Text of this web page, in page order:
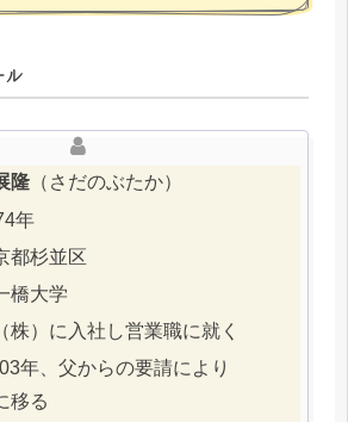
隆 （さだのぶたか）
年
都杉並区
橋大学
株）に入社し営業職に就く
年、父からの要請により
移る